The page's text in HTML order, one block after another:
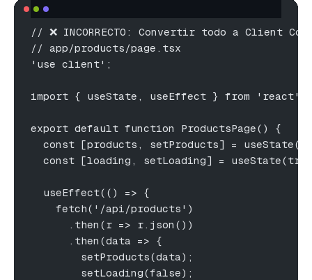
// ❌ INCORRECTO: Convertir todo a Client
// app/products/page.tsx
'use client';
import { useState, useEffect } from 'react';
export default function ProductsPage() {
const [products, setProducts] =
const [loading, setLoading] =
  useEffect(() => {
    fetch('/api/products')
      .then(r => r.json())
      .then(data => {
        setProducts(data);
        setLoading(false);